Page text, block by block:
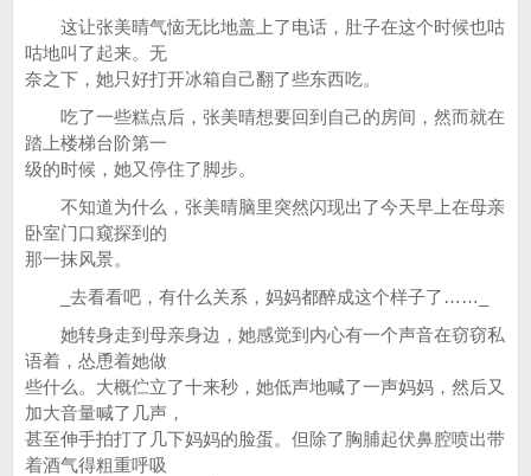
这让张美晴气恼无比地盖上了电话，肚子在这个时候也咕
咕地叫了起来。无
奈之下，她只好打开冰箱自己翻了些东西吃。
吃了一些糕点后，张美晴想要回到自己的房间，然而就在
踏上楼梯台阶第一
级的时候，她又停住了脚步。
不知道为什么，张美晴脑里突然闪现出了今天早上在母亲
卧室门口窥探到的
那一抹风景。
_去看看吧，有什么关系，妈妈都醉成这个样子了……_
她转身走到母亲身边，她感觉到内心有一个声音在窃窃私
语着，怂恿着她做
些什么。大概伫立了十来秒，她低声地喊了一声妈妈，然后又
加大音量喊了几声，
甚至伸手拍打了几下妈妈的脸蛋。但除了胸脯起伏鼻腔喷出带
着酒气得粗重呼吸